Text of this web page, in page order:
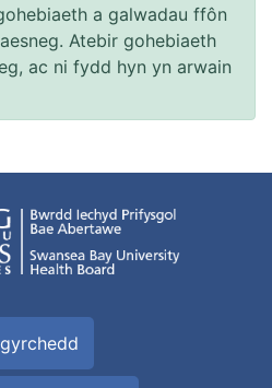
a galwadau ffôn
Atebir gohebiaeth
ac ni fydd hyn yn arwain